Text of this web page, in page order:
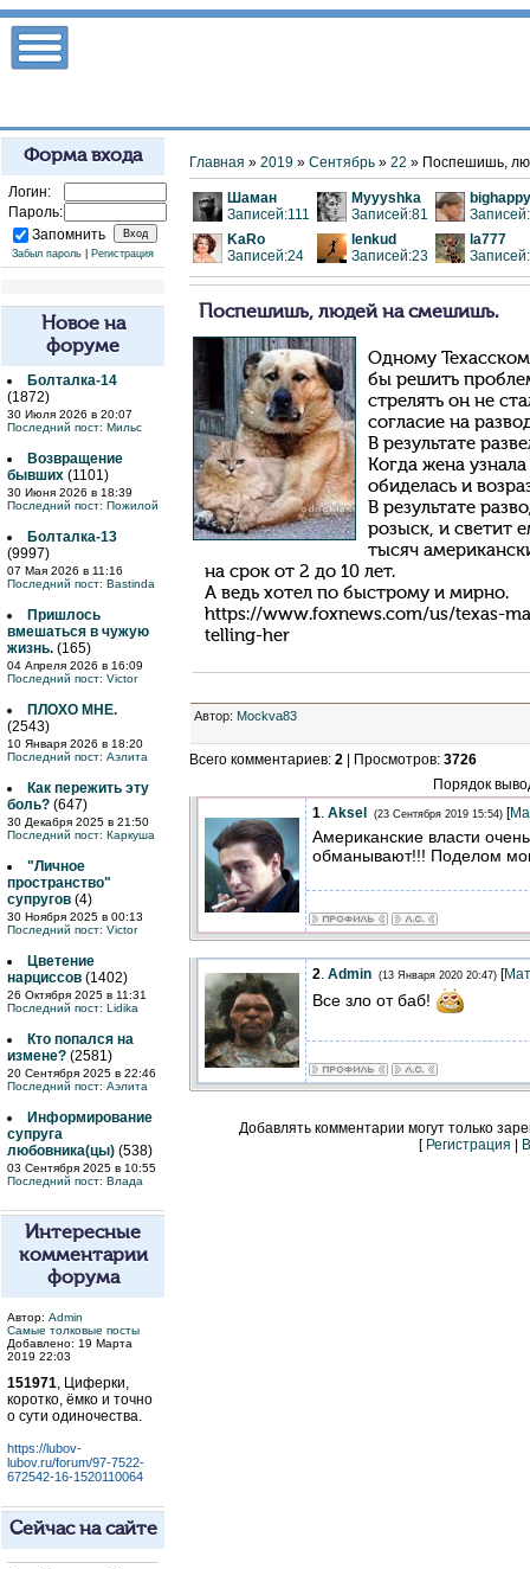
Форма входа
Логин:
Пароль:
Запомнить
Забыл пароль Регистрация
Новое на
форуме
Болталка-14
(1872)
30 Июля 2026 в 20:07
Последний пост: Мильс
Возвращение
бывших (1101)
30 Июня 2026 в 18:39
Последний пост: Пожилой
Болталка-13
(9997)
07 Мая 2026 в 11:16
Последний пост: Bastinda
Пришлось
вмешаться в чужую
жизнь. (165)
04 Апреля 2026 в 16:09
Последний пост: Victor
ПЛОХО МНЕ.
(2543)
10 Января 2026 в 18:20
Последний пост: Аэлита
Как пережить эту
боль? (647)
30 Декабря 2025 в 21:50
Последний пост: Каркуша
"Личное
пространство"
супругов (4)
30 Ноября 2025 в 00:13
Последний пост: Victor
Цветение
нарциссов (1402)
26 Октября 2025 в 11:31
Последний пост: Lidika
Кто попался на
измене? (2581)
20 Сентября 2025 в 22:46
Последний пост: Аэлита
Информирование
супруга
любовника(цы) (538)
03 Сентября 2025 в 10:55
Последний пост: Влада
Интересные
комментарии
форума
Автор: Admin
Самые толковые посты
Добавлено: 19 Марта
2019 22:03
151971, Циферки,
коротко, ёмко и точно
о сути одиночества.
https://lubov-
lubov.ru/forum/97-7522-
672542-16-1520110064
Сейчас на сайте
Главная » 2019 » Сентябрь » 22 » Поспешишь,
Шаман
Записей:111
Myyyshka
Записей:81
bighappy
KaRo
Записей:24
lenkud
Записей:23
la777
Поспешишь, людей на смешишь.
Одному
бы решить
стрелять он не
согласие на
В результате
Когда жена
обиделась и
В результате
розыск, и светит
тысяч
на срок от 2 до 10 лет.
А ведь хотел по быстрому и мирно.
https://www.foxnews.com/us/texas-
telling-her
Автор: Mockva83
Всего комментариев: 2 Просмотров: 3726
Порядок
1. Aksel (23 Сентября 2019 15:54) [
Американские власти
обманывают!!! Поделом
2. Admin (13 Января 2020 20:47) [
Все зло от баб!
Добавлять комментарии могут только
[ Регистрация